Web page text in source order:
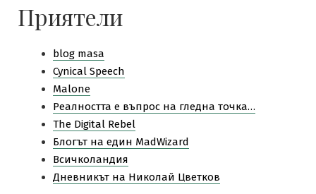
Приятели
blog masa
Cynical Speech
Malone
Pеалността е въпрос на гледна точка…
The Digital Rebel
Блогът на един MadWizard
Всичколандия
Дневникът на Николай Цветков